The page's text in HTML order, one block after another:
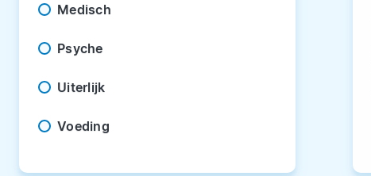
Medisch
Psyche
Uiterlijk
Voeding